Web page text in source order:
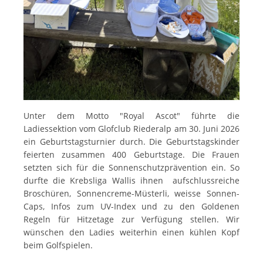
Unter dem Motto "Royal Ascot" führte die
Ladiessektion vom Glofclub Riederalp am 30. Juni 2026
ein Geburtstagsturnier durch. Die Geburtstagskinder
feierten zusammen 400 Geburtstage. Die Frauen
setzten sich für die Sonnenschutzprävention ein. So
durfte die Krebsliga Wallis ihnen aufschlussreiche
Broschüren, Sonnencreme-Müsterli, weisse Sonnen-
Caps, Infos zum UV-Index und zu den Goldenen
Regeln für Hitzetage zur Verfügung stellen. Wir
wünschen den Ladies weiterhin einen kühlen Kopf
beim Golfspielen.